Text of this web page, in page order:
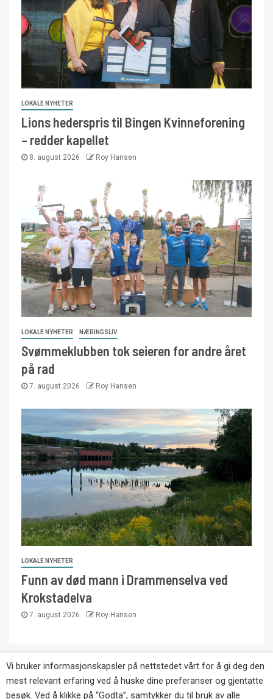
LOKALE NYHETER
Lions hederspris til Bingen Kvinneforening
– redder kapellet
8. august 2026 Roy Hansen
LOKALE NYHETER NÆRINGSLIV
Svømmeklubben tok seieren for andre året
på rad
7. august 2026 Roy Hansen
LOKALE NYHETER
Funn av død mann i Drammenselva ved
Krokstadelva
7. august 2026 Roy Hansen
Copyright © Eikernytt.no utgis av Roy’s
Pressetjeneste. Kopiering av tekst, bilder og
Vi bruker informasjonskapsler på nettstedet vårt for å gi deg den
mest relevant erfaring ved å huske dine preferanser og gjentatte
besøk. Ved å klikke på “Godta”, samtykker du til bruk av alle